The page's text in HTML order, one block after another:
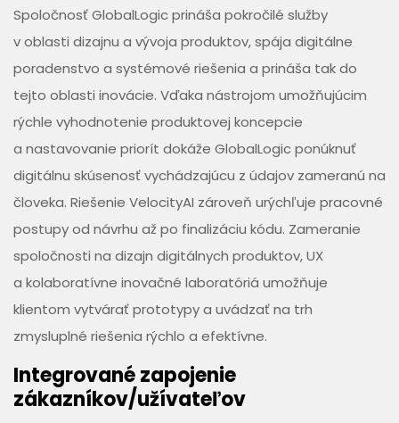
Spoločnosť GlobalLogic prináša pokročilé služby
v oblasti dizajnu a vývoja produktov, spája digitálne
poradenstvo a systémové riešenia a prináša tak do
tejto oblasti inovácie. Vďaka nástrojom umožňujúcim
rýchle vyhodnotenie produktovej koncepcie
a nastavovanie priorít dokáže GlobalLogic ponúknuť
digitálnu skúsenosť vychádzajúcu z údajov zameranú na
človeka. Riešenie VelocityAI zároveň urýchľuje pracovné
postupy od návrhu až po finalizáciu kódu. Zameranie
spoločnosti na dizajn digitálnych produktov, UX
a kolaboratívne inovačné laboratóriá umožňuje
klientom vytvárať prototypy a uvádzať na trh
zmysluplné riešenia rýchlo a efektívne.
Integrované zapojenie
zákazníkov/užívateľov